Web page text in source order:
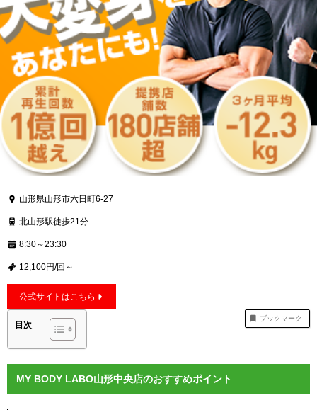
山形県山形市六日町6-27
北山形駅徒歩21分
8:30～23:30
12,100円/回～
公式サイトはこちら
ブックマーク
目次
MY BODY LABO山形中央店のおすすめポイント